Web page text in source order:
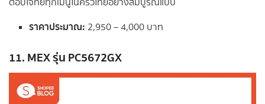
ราคาประมาณ: 2,950 – 4,000 บาท
11. MEX รุ่น PC5672GX